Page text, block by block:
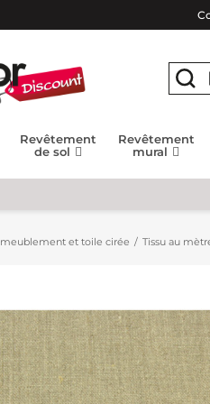
Revêtement
de sol
Revêtement
mural
et toile cirée Tissu au